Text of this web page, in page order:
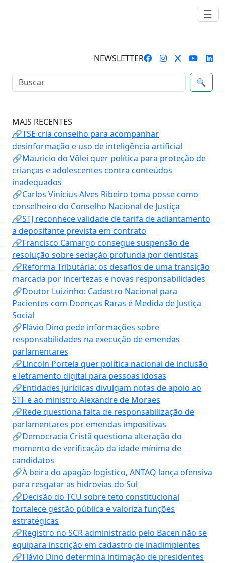
☰
NEWSLETTER
🔍
MAIS RECENTES
🔗TSE cria conselho para acompanhar
desinformação e uso de inteligência artificial
🔗Mauricio do Vôlei quer política para proteção de
crianças e adolescentes contra conteúdos
inadequados
🔗Carlos Vinícius Alves Ribeiro toma posse como
conselheiro do Conselho Nacional de Justiça
🔗STJ reconhece validade de tarifa de adiantamento
a depositante prevista em contrato
🔗Francisco Camargo consegue suspensão de
resolução sobre sedação profunda por dentistas
🔗Reforma Tributária: os desafios de uma transição
marcada por incertezas e novas responsabilidades
🔗Doutor Luizinho: Cadastro Nacional para
Pacientes com Doenças Raras é Medida de Justiça
Social
🔗Flávio Dino pede informações sobre
responsabilidades na execução de emendas
parlamentares
🔗Lincoln Portela quer política nacional de inclusão
e letramento digital para pessoas idosas
🔗Entidades jurídicas divulgam notas de apoio ao
STF e ao ministro Alexandre de Moraes
🔗Rede questiona falta de responsabilização de
parlamentares por emendas impositivas
🔗Democracia Cristã questiona alteração do
momento de verificação da idade mínima de
candidatos
🔗À beira do apagão logístico, ANTAQ lança ofensiva
para resgatar as hidrovias do Sul
🔗Decisão do TCU sobre teto constitucional
fortalece gestão pública e valoriza funções
estratégicas
🔗Registro no SCR administrado pelo Bacen não se
equipara inscrição em cadastro de inadimplentes
🔗Flávio Dino determina intimação de presidentes